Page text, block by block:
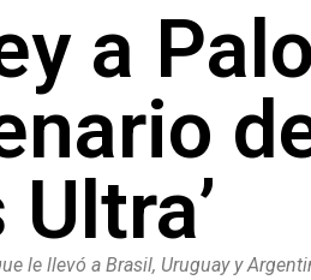
a
le llevó a Brasil, Uruguay y